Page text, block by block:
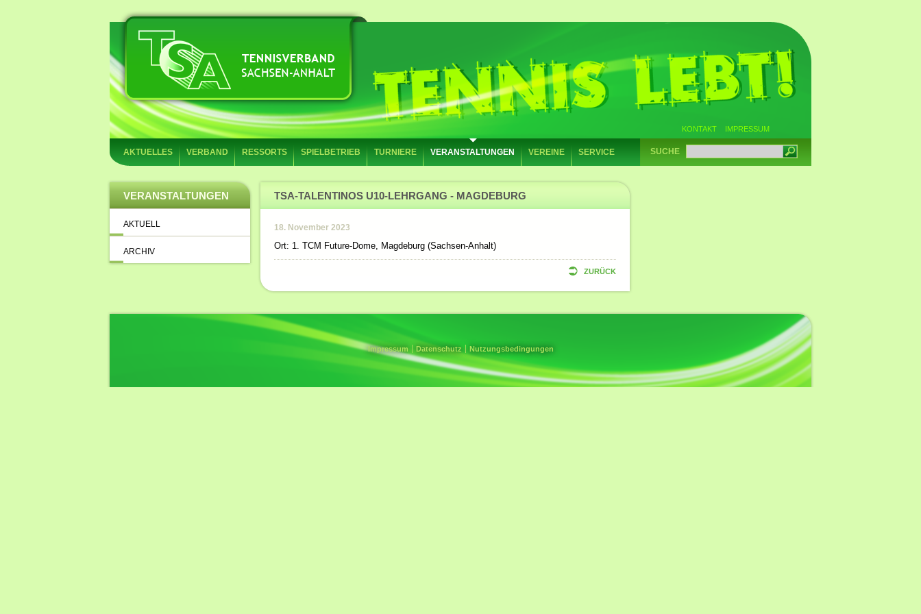
KONTAKT IMPRESSUM
AKTUELLES VERBAND RESSORTS SPIELBETRIEB TURNIERE VERANSTALTUNGEN VEREINE SERVICE SUCHE
VERANSTALTUNGEN
AKTUELL
ARCHIV
TSA-TALENTINOS U10-LEHRGANG - MAGDEBURG
18. November 2023
Ort: 1. TCM Future-Dome, Magdeburg (Sachsen-Anhalt)
ZURÜCK
Impressum Datenschutz Nutzungsbedingungen